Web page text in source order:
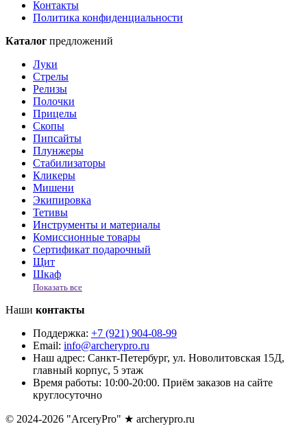
Контакты
Политика конфиденциальности
Каталог предложений
Луки
Стрелы
Релизы
Полочки
Прицелы
Скопы
Пипсайты
Плунжеры
Стабилизаторы
Кликеры
Мишени
Экипировка
Тетивы
Инструменты и материалы
Комиссионные товары
Сертификат подарочный
Щит
Шкаф
Показать все
Наши контакты
Поддержка: +7 (921) 904-08-99
Email: info@archerypro.ru
Наш адрес: Санкт-Петербург, ул. Новолитовская 15Д,
главный корпус, 5 этаж
Время работы: 10:00-20:00. Приём заказов на сайте
круглосуточно
© 2024-2026 "ArceryPro" ★ archerypro.ru